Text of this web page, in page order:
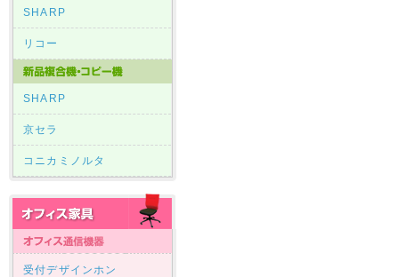
SHARP
リコー
SHARP
京セラ
コニカミノルタ
受付デザインホン